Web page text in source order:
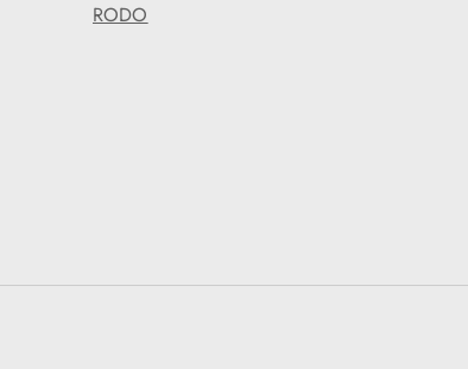
RODO